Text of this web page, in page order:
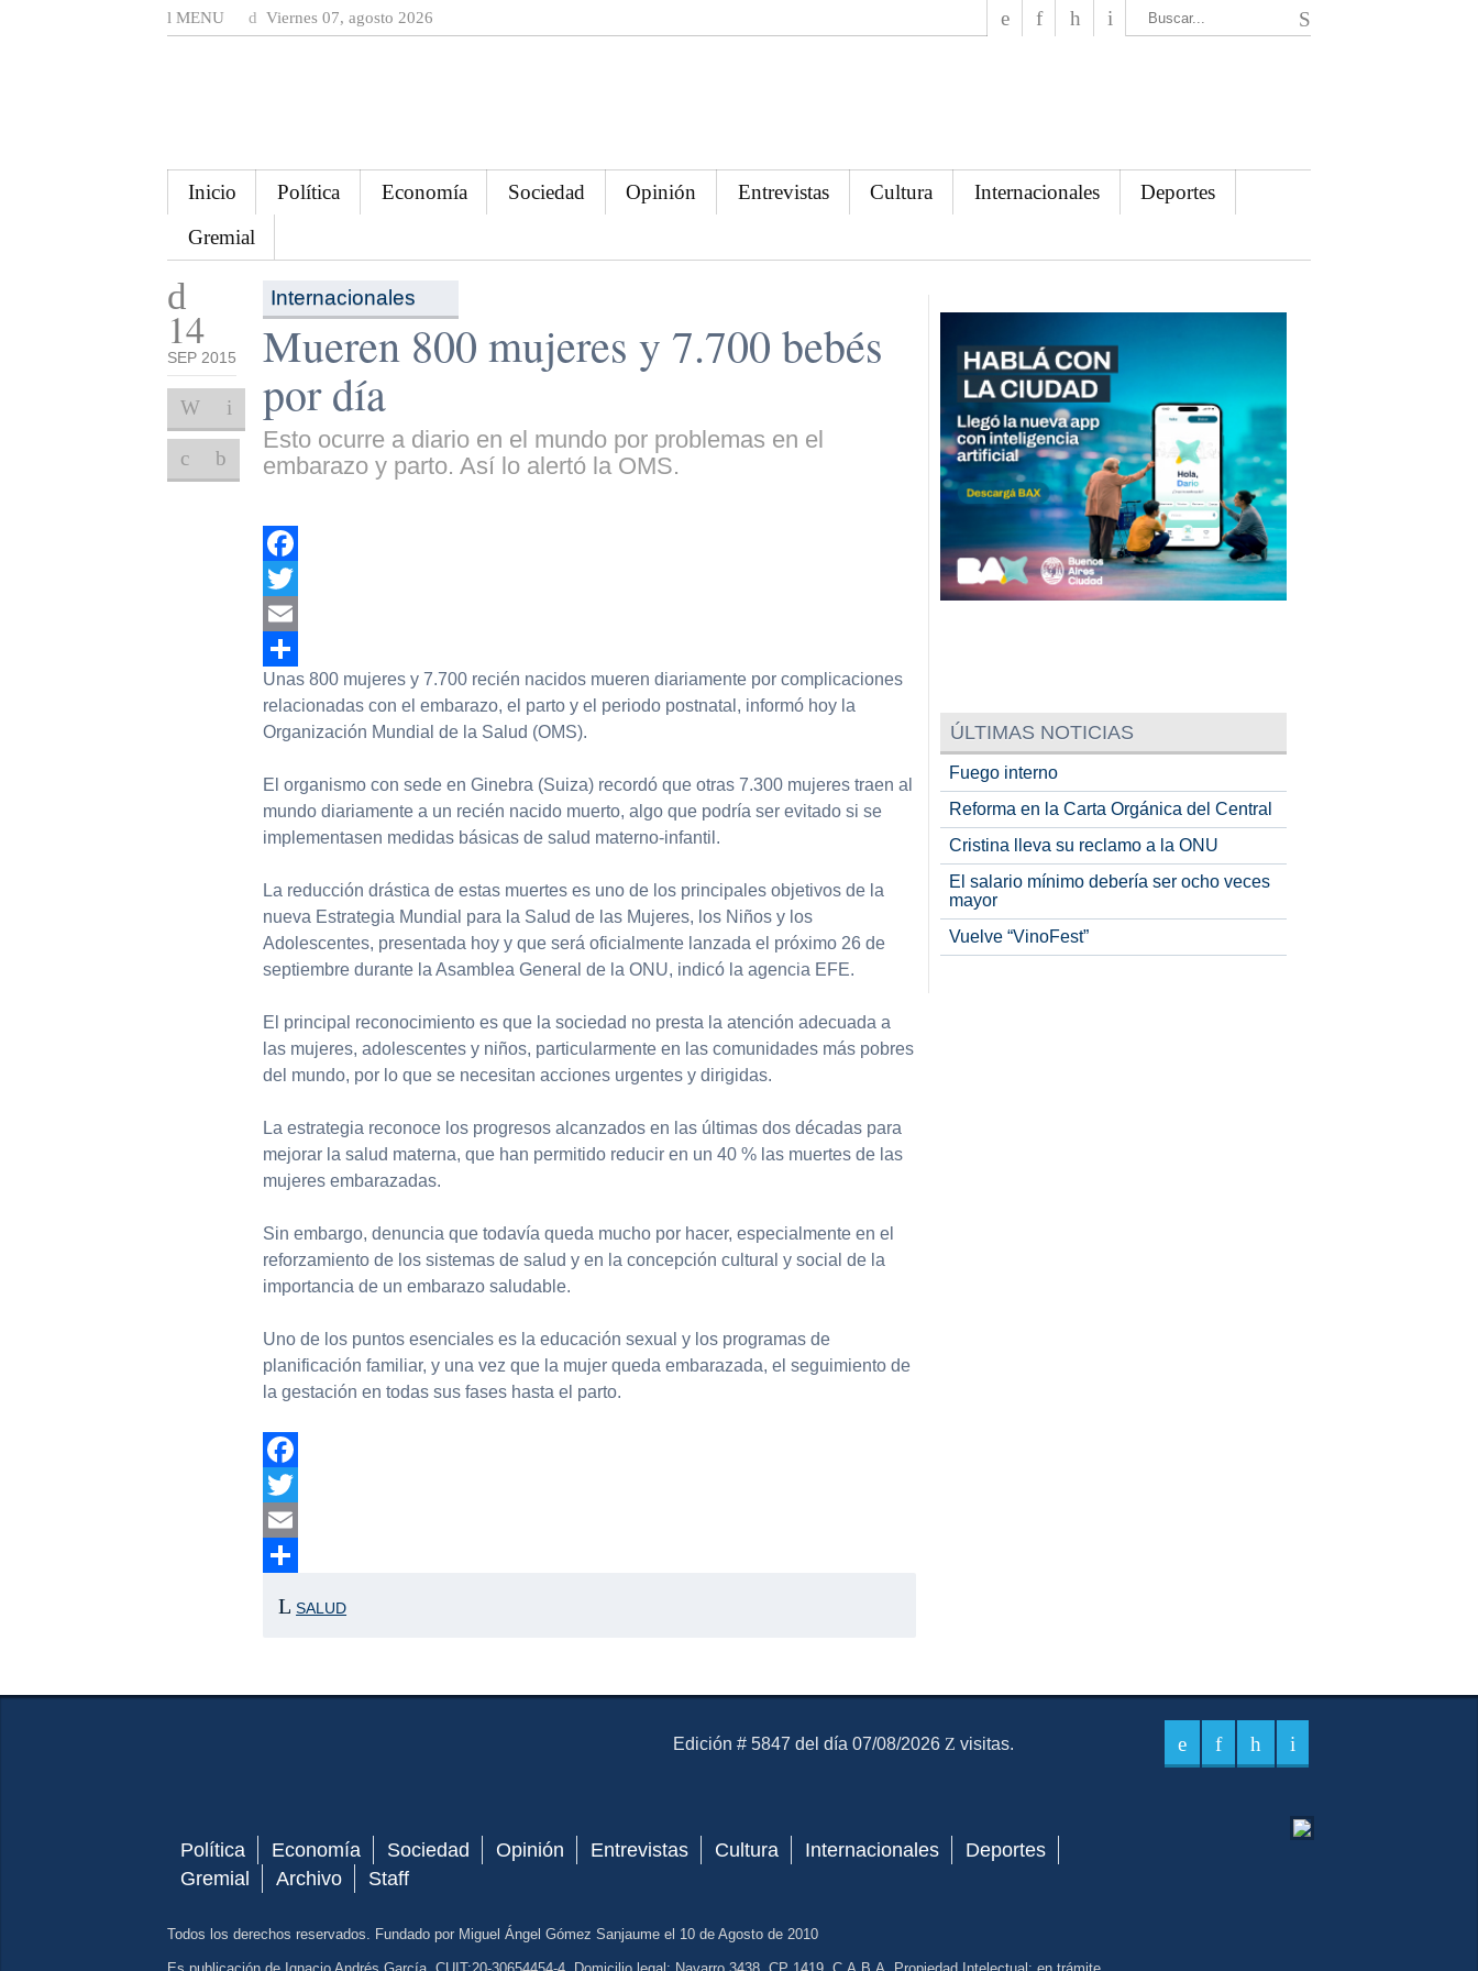
MENU Viernes 07, agosto 2026
Inicio Política Economía Sociedad Opinión Entrevistas Cultura Internacionales
Deportes
Gremial
14
SEP 2015
Internacionales
Mueren 800 mujeres y 7.700 bebés
por día
Esto ocurre a diario en el mundo por problemas en el
embarazo y parto. Así lo alertó la OMS.
Facebook
Twitter
Email
Compartir
Unas 800 mujeres y 7.700 recién nacidos mueren diariamente por complicaciones
relacionadas con el embarazo, el parto y el periodo postnatal, informó hoy la
Organización Mundial de la Salud (OMS).
El organismo con sede en Ginebra (Suiza) recordó que otras 7.300 mujeres traen al
mundo diariamente a un recién nacido muerto, algo que podría ser evitado si se
implementasen medidas básicas de salud materno-infantil.
La reducción drástica de estas muertes es uno de los principales objetivos de la
nueva Estrategia Mundial para la Salud de las Mujeres, los Niños y los
Adolescentes, presentada hoy y que será oficialmente lanzada el próximo 26 de
septiembre durante la Asamblea General de la ONU, indicó la agencia EFE.
El principal reconocimiento es que la sociedad no presta la atención adecuada a
las mujeres, adolescentes y niños, particularmente en las comunidades más pobres
del mundo, por lo que se necesitan acciones urgentes y dirigidas.
La estrategia reconoce los progresos alcanzados en las últimas dos décadas para
mejorar la salud materna, que han permitido reducir en un 40 % las muertes de las
mujeres embarazadas.
Sin embargo, denuncia que todavía queda mucho por hacer, especialmente en el
reforzamiento de los sistemas de salud y en la concepción cultural y social de la
importancia de un embarazo saludable.
Uno de los puntos esenciales es la educación sexual y los programas de
planificación familiar, y una vez que la mujer queda embarazada, el seguimiento de
la gestación en todas sus fases hasta el parto.
Facebook
Twitter
Email
SALUD
ÚLTIMAS NOTICIAS
Fuego interno
Reforma en la Carta Orgánica del Central
Cristina lleva su reclamo a la ONU
El salario mínimo debería ser ocho veces
mayor
Vuelve “VinoFest”
El Mensajero Diario
Edición # 5847 del día 07/08/2026 visitas.
Política Economía Sociedad Opinión Entrevistas Cultura Internacionales
Deportes
Gremial
Archivo Staff
Todos los derechos reservados. Fundado por Miguel Ángel Gómez Sanjaume el 10 de Agosto de 2010